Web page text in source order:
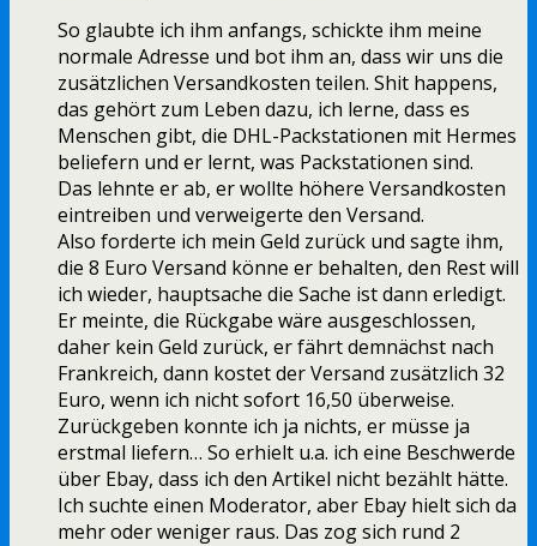
So glaubte ich ihm anfangs, schickte ihm meine
normale Adresse und bot ihm an, dass wir uns die
zusätzlichen Versandkosten teilen. Shit happens,
das gehört zum Leben dazu, ich lerne, dass es
Menschen gibt, die DHL-Packstationen mit Hermes
beliefern und er lernt, was Packstationen sind.
Das lehnte er ab, er wollte höhere Versandkosten
eintreiben und verweigerte den Versand.
Also forderte ich mein Geld zurück und sagte ihm,
die 8 Euro Versand könne er behalten, den Rest will
ich wieder, hauptsache die Sache ist dann erledigt.
Er meinte, die Rückgabe wäre ausgeschlossen,
daher kein Geld zurück, er fährt demnächst nach
Frankreich, dann kostet der Versand zusätzlich 32
Euro, wenn ich nicht sofort 16,50 überweise.
Zurückgeben konnte ich ja nichts, er müsse ja
erstmal liefern… So erhielt u.a. ich eine Beschwerde
über Ebay, dass ich den Artikel nicht bezählt hätte.
Ich suchte einen Moderator, aber Ebay hielt sich da
mehr oder weniger raus. Das zog sich rund 2